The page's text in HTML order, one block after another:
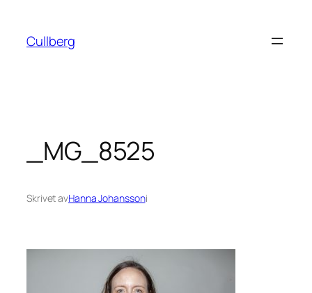
innehåll
Cullberg
_MG_8525
Skrivet avHanna Johanssoni